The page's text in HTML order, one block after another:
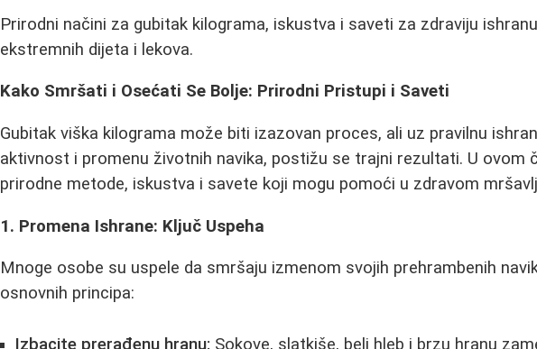
Prirodni načini za gubitak kilograma, iskustva i saveti za zdraviju
ekstremnih dijeta i lekova.
Kako Smršati i Osećati Se Bolje: Prirodni Pristupi i Saveti
Gubitak viška kilograma može biti izazovan proces, ali uz pravilnu
aktivnost i promenu životnih navika, postižu se trajni rezultati. U ovom
prirodne metode, iskustva i savete koji mogu pomoći u zdravom
1. Promena Ishrane: Ključ Uspeha
Mnoge osobe su uspele da smršaju izmenom svojih prehrambenih
osnovnih principa:
Izbacite prerađenu hranu: Sokove, slatkiše, beli hleb i brzu hranu